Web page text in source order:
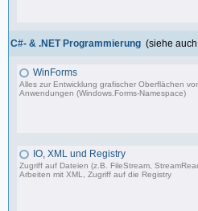
C#- & .NET Programmierung (siehe
WinForms
Alles zur Entwicklung grafischer Oberflächen
Anwendungen (Windows.Forms-Namespace)
IO, XML und Registry
Zugriff auf Dateien (z.B. FileStream,
Arbeiten mit XML, Zugriff auf die Registry